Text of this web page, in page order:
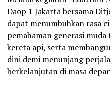
Daop 1 Jakarta bersama
dapat menumbuhkan rasa
pemahaman generasi
kereta api, serta
dini demi menunjang
berkelanjutan di masa